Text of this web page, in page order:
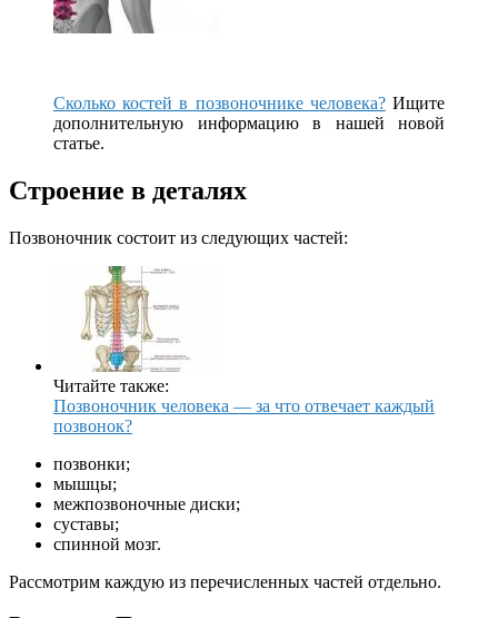
Сколько костей в позвоночнике человека?Ищите
дополнительную информацию в нашей новой
статье.
Строение в деталях
Позвоночник состоит из следующих частей:
Читайте также:
Позвоночник человека — за что отвечает каждый
позвонок?
позвонки;
мышцы;
межпозвоночные диски;
суставы;
спинной мозг.
Рассмотрим каждую из перечисленных частей отдельно.